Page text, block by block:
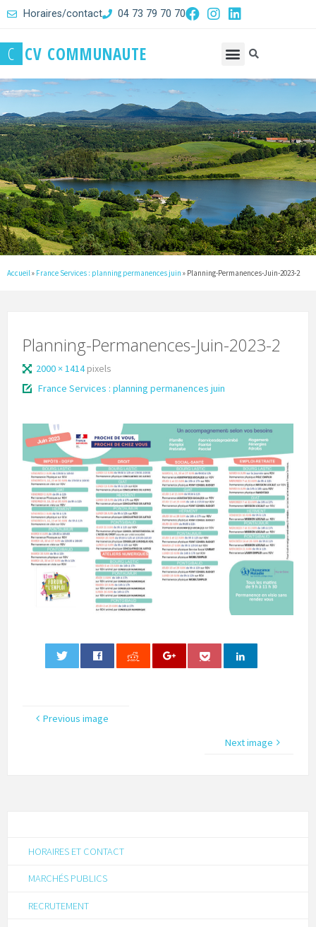
Horaires/contact 04 73 79 70 70
C CV COMMUNAUTE
Accueil » France Services : planning permanences juin » Planning-Permanences-Juin-2023-2
Planning-Permanences-Juin-2023-2
2000 × 1414pixels
France Services : planning permanences juin
Previous image
Next image
HORAIRES ET CONTACT
MARCHÉS PUBLICS
RECRUTEMENT